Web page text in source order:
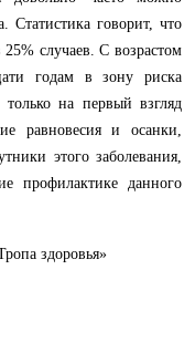
Статистика говорит, что
случаев. С возрастом
годам в зону риска
на первый взгляд
равновесия и осанки,
этого заболевания,
профилактике данного
здоровья»